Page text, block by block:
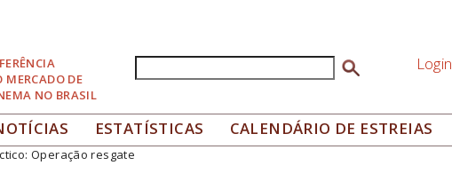
MERCADO DE
NO BRASIL
Formulário de busca Login
ESTATÍSTICAS CALENDÁRIO DE ESTREIAS
Operação resgate